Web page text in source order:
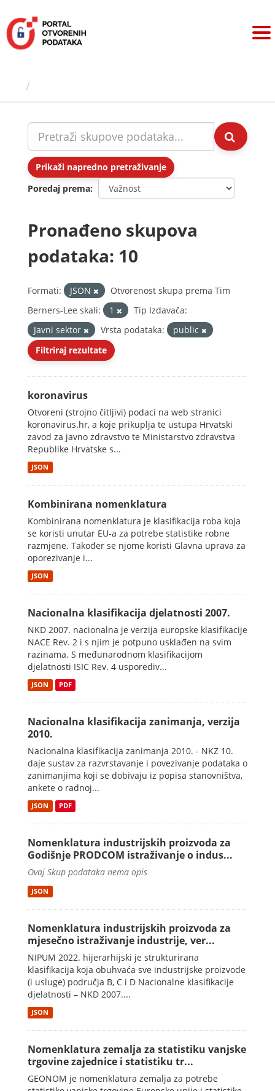
sadržaj
Prikaži napredno pretraživanje
Poredaj prema
Pronađeno skupova
podataka: 10
Formati: JSON
Otvorenost skupa prema Tim
Berners-Lee skali:
1
Tip Izdavača:
Javni sektor
Vrsta podataka:
public
Filtriraj rezultate
koronavirus
Otvoreni (strojno čitljivi) podaci na web stranici
koronavirus.hr, a koje prikuplja te ustupa Hrvatski
zavod za javno zdravstvo te Ministarstvo zdravstva
Republike Hrvatske s...
JSON
Kombinirana nomenklatura
Kombinirana nomenklatura je klasifikacija roba koja
se koristi unutar EU-a za potrebe statistike robne
razmjene. Također se njome koristi Glavna uprava za
oporezivanje i...
JSON
Nacionalna klasifikacija djelatnosti 2007.
NKD 2007. nacionalna je verzija europske klasifikacije
NACE Rev. 2 i s njim je potpuno usklađen na svim
razinama. S međunarodnom klasifikacijom
djelatnosti ISIC Rev. 4 usporediv...
JSON PDF
Nacionalna klasifikacija zanimanja, verzija
2010.
Nacionalna klasifikacija zanimanja 2010. - NKZ 10.
daje sustav za razvrstavanje i povezivanje podataka o
zanimanjima koji se dobivaju iz popisa stanovništva,
ankete o radnoj...
JSON PDF
Nomenklatura industrijskih proizvoda za
Godišnje PRODCOM istraživanje o indus...
Ovaj Skup podataka nema opis
JSON
Nomenklatura industrijskih proizvoda za
mjesečno istraživanje industrije, ver...
NIPUM 2022. hijerarhijski je strukturirana
klasifikacija koja obuhvaća sve industrijske proizvode
(i usluge) područja B, C i D Nacionalne klasifikacije
djelatnosti – NKD 2007....
JSON
Nomenklatura zemalja za statistiku vanjske
trgovine zajednice i statistiku tr...
GEONOM je nomenklatura zemalja za potrebe